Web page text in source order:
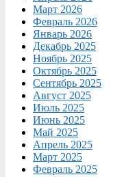
Март 2026
Февраль 2026
Январь 2026
Декабрь 2025
Ноябрь 2025
Октябрь 2025
Сентябрь 2025
Август 2025
Июль 2025
Июнь 2025
Май 2025
Апрель 2025
Март 2025
Февраль 2025